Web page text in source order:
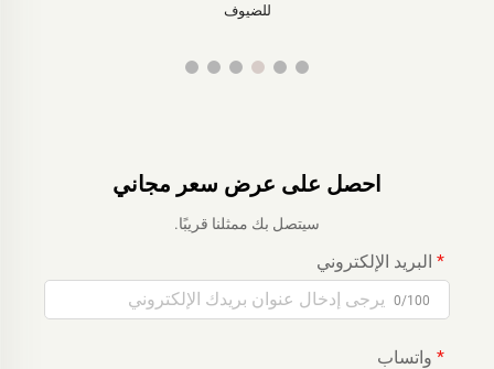
للضيوف
احصل على عرض سعر مجاني
سيتصل بك ممثلنا قريبًا.
البريد الإلكتروني
0/100
واتساب